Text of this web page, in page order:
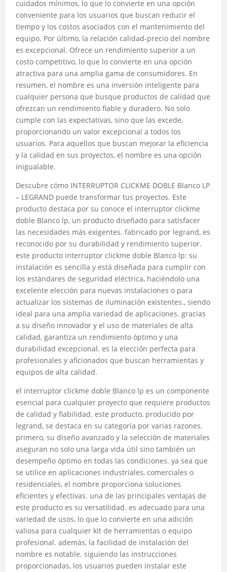
cuidados mínimos, lo que lo convierte en una opción
conveniente para los usuarios que buscan reducir el
tiempo y los costos asociados con el mantenimiento del
equipo. Por último, la relación calidad-precio del nombre
es excepcional. Ofrece un rendimiento superior a un
costo competitivo, lo que lo convierte en una opción
atractiva para una amplia gama de consumidores. En
resumen, el nombre es una inversión inteligente para
cualquier persona que busque productos de calidad que
ofrezcan un rendimiento fiable y duradero. No solo
cumple con las expectativas, sino que las excede,
proporcionando un valor excepcional a todos los
usuarios. Para aquellos que buscan mejorar la eficiencia
y la calidad en sus proyectos, el nombre es una opción
inigualable.
Descubre cómo INTERRUPTOR CLICKME DOBLE Blanco LP
– LEGRAND puede transformar tus proyectos. Este
producto destaca por su conoce el interruptor clickme
doble Blanco lp, un producto diseñado para satisfacer
las necesidades más exigentes. fabricado por legrand, es
reconocido por su durabilidad y rendimiento superior.
este producto interruptor clickme doble Blanco lp: su
instalación es sencilla y está diseñada para cumplir con
los estándares de seguridad eléctrica, haciéndolo una
excelente elección para nuevas instalaciones o para
actualizar los sistemas de iluminación existentes., siendo
ideal para una amplia variedad de aplicaciones. gracias
a su diseño innovador y el uso de materiales de alta
calidad, garantiza un rendimiento óptimo y una
durabilidad excepcional. es la elección perfecta para
profesionales y aficionados que buscan herramientas y
equipos de alta calidad.
el interruptor clickme doble Blanco lp es un componente
esencial para cualquier proyecto que requiere productos
de calidad y fiabilidad. este producto, producido por
legrand, se destaca en su categoría por varias razones.
primero, su diseño avanzado y la selección de materiales
aseguran no solo una larga vida útil sino también un
desempeño óptimo en todas las condiciones. ya sea que
se utilice en aplicaciones industriales, comerciales o
residenciales, el nombre proporciona soluciones
eficientes y efectivas. una de las principales ventajas de
este producto es su versatilidad. es adecuado para una
variedad de usos, lo que lo convierte en una adición
valiosa para cualquier kit de herramientas o equipo
profesional. además, la facilidad de instalación del
nombre es notable. siguiendo las instrucciones
proporcionadas, los usuarios pueden instalar este